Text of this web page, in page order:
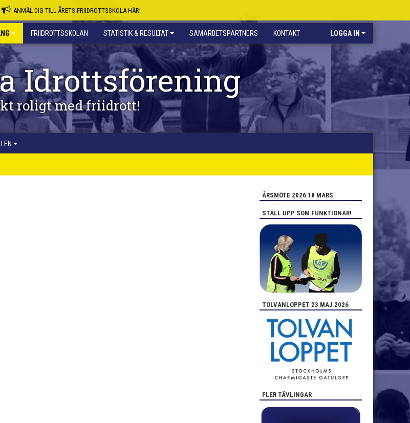
ANMÄL DIG TILL ÅRETS FRIIDROTTSSKOLA HÄR!
FRIIDROTTSSKOLAN STATISTIK & RESULTAT SAMARBETSPARTNERS KONTAKT LOGGA IN
Idrottsförening
roligt med friidrott!
ÅRSMÖTE 2026 18 MARS
STÄLL UPP SOM FUNKTIONÄR!
TOLVANLOPPET 23 MAJ 2026
FLER TÄVLINGAR